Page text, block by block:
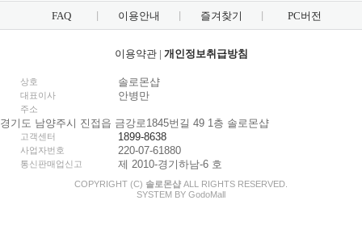
FAQ 이용안내 즐겨찾기 PC버전
이용약관| 개인정보취급방침
상호 솔로몬샵
대표이사 안병만
주소
경기도 남양주시 진접읍 금강로1845번길 49 1층 솔로몬샵
고객센터 1899-8638
사업자번호 220-07-61880
통신판매업신고 제 2010-경기하남-6 호
COPYRIGHT (C) 솔로몬샵 ALL RIGHTS RESERVED.
SYSTEM BY GodoMall